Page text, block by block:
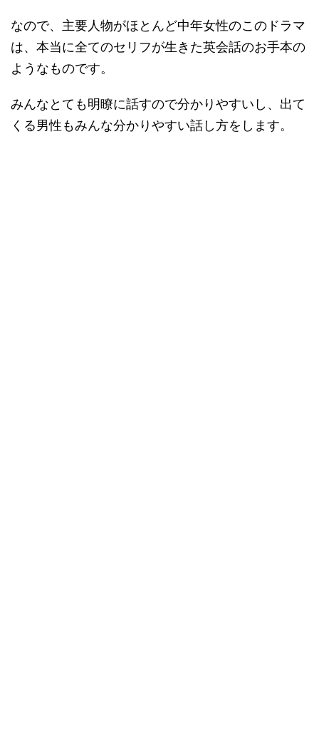
なので、主要人物がほとんど中年女性のこのドラマ
は、本当に全てのセリフが生きた英会話のお手本の
ようなものです。
みんなとても明瞭に話すので分かりやすいし、出て
くる男性もみんな分かりやすい話し方をします。